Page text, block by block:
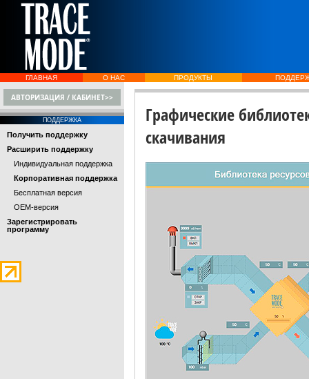
ГЛАВНАЯ О НАС ПРОДУКТЫ
АВТОРИЗАЦИЯ / КАБИНЕТ>>
ПОДДЕРЖКА
Получить поддержку
Расширить поддержку
Индивидуальная поддержка
Корпоративная поддержка
Бесплатная версия
OEM-версия
Зарегистрировать
программу
Графические
скачивания